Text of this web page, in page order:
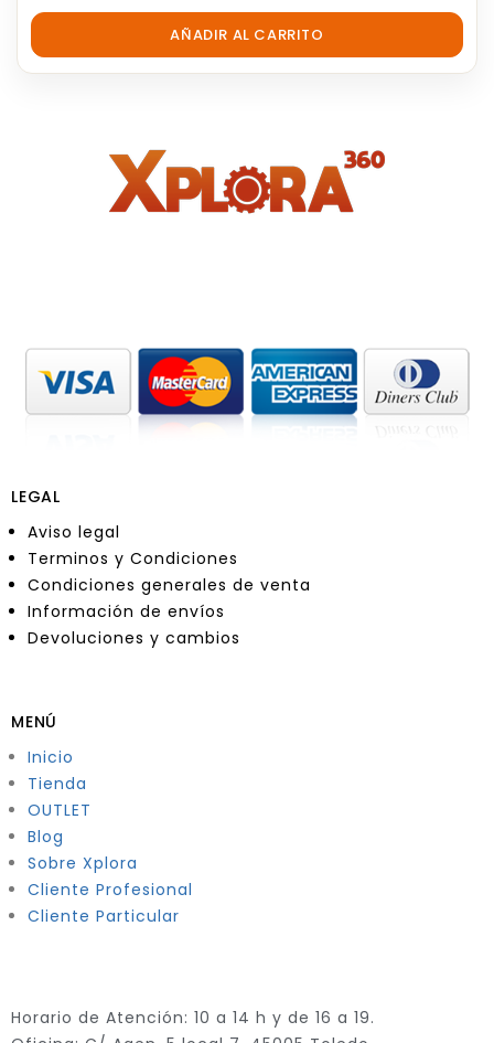
out
5
AÑADIR AL CARRITO
LEGAL
Aviso legal
Terminos y Condiciones
Condiciones generales de venta
Información de envíos
Devoluciones y cambios
MENÚ
Inicio
Tienda
OUTLET
Blog
Sobre Xplora
Cliente Profesional
Cliente Particular
Horario de Atención: 10 a 14 h y de 16 a 19.